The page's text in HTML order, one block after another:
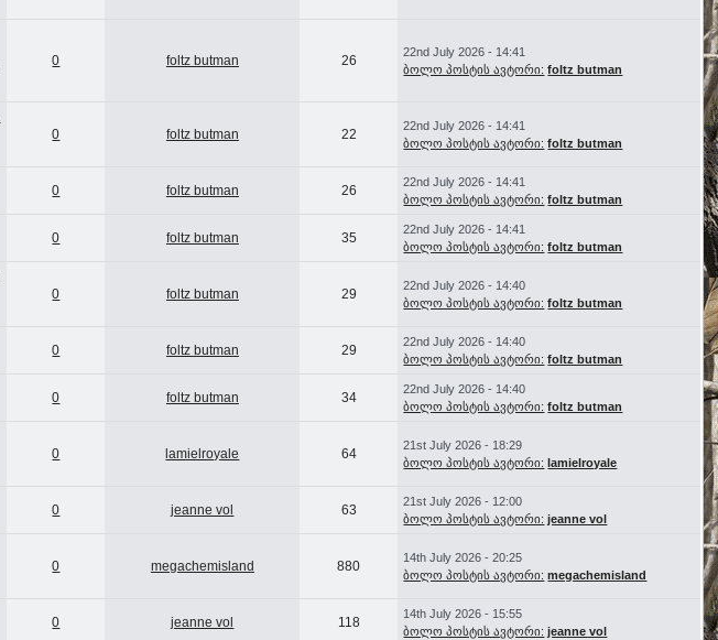
0 foltz butman 26
22nd July 2026 - 14:41
ბოლო პოსტის ავტორი: foltz butman
0 foltz butman 22
22nd July 2026 - 14:41
ბოლო პოსტის ავტორი: foltz butman
0 foltz butman 26
22nd July 2026 - 14:41
ბოლო პოსტის ავტორი: foltz butman
0 foltz butman 35
22nd July 2026 - 14:41
ბოლო პოსტის ავტორი: foltz butman
0 foltz butman 29
22nd July 2026 - 14:40
ბოლო პოსტის ავტორი: foltz butman
0 foltz butman 29
22nd July 2026 - 14:40
ბოლო პოსტის ავტორი: foltz butman
0 foltz butman 34
22nd July 2026 - 14:40
ბოლო პოსტის ავტორი: foltz butman
0 lamielroyale 64
21st July 2026 - 18:29
ბოლო პოსტის ავტორი: lamielroyale
0 jeanne vol 63
21st July 2026 - 12:00
ბოლო პოსტის ავტორი: jeanne vol
0 megachemisland 880
14th July 2026 - 20:25
ბოლო პოსტის ავტორი: megachemisland
0 jeanne vol 118
14th July 2026 - 15:55
ბოლო პოსტის ავტორი: jeanne vol